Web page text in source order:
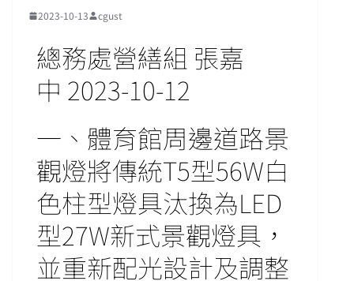
2023-10-13 cgust
總務處營繕組 張嘉
中 2023-10-12
一、體育館周邊道路景
觀燈將傳統T5型56W白
色柱型燈具汰換為LED
型27W新式景觀燈具，
並重新配光設計及調整